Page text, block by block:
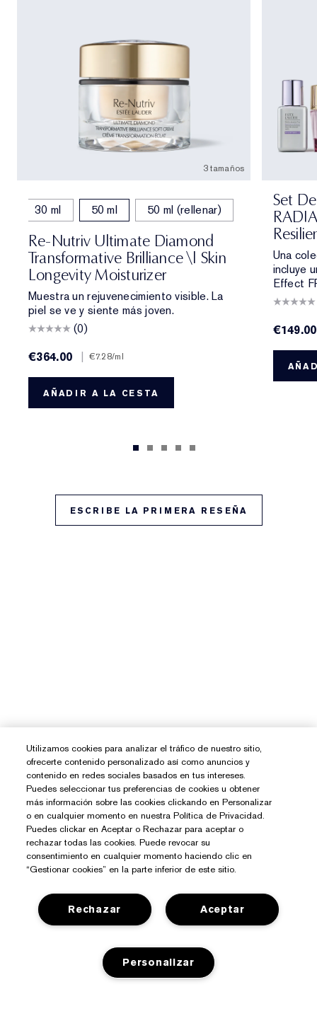
3 tamaños
30 ml 50 ml 50 ml (rellenar)
Re-Nutriv Ultimate Diamond
Transformative Brilliance \| Skin
Longevity Moisturizer
Muestra un rejuvenecimiento visible. La
piel se ve y siente más joven.
(0)
€364.00
€7.28/ml
AÑADIR A LA CESTA
Set
Una
incluye
Effect
€149.00
ESCRIBE LA PRIMERA RESEÑA
¿Necesitas Ayuda?
Contactar Fabricante
Sobre Estée Lauder
Utilizamos cookies para analizar el tráfico de nuestro sitio,
ofrecerte contenido personalizado así como anuncios y
contenido en redes sociales basados en tus intereses.
Puedes seleccionar tus preferencias de cookies u obtener
más información sobre las cookies clickando en Personalizar
o en cualquier momento en nuestra Política de Privacidad.
Puedes clickar en Aceptar o Rechazar para aceptar o
rechazar todas las cookies. Puede revocar su
consentimiento en cualquier momento haciendo clic en
“Gestionar cookies” en la parte inferior de este sitio.
Aceptar
Rechazar
Personalizar